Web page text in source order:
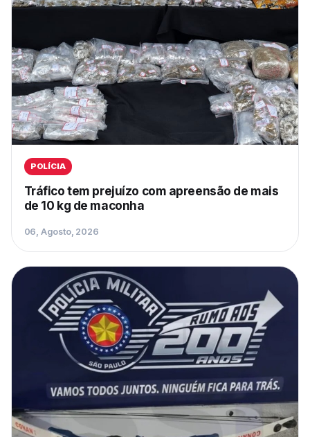
POLÍCIA
Tráfico tem prejuízo com apreensão de mais
de 10 kg de maconha
06, Agosto, 2026